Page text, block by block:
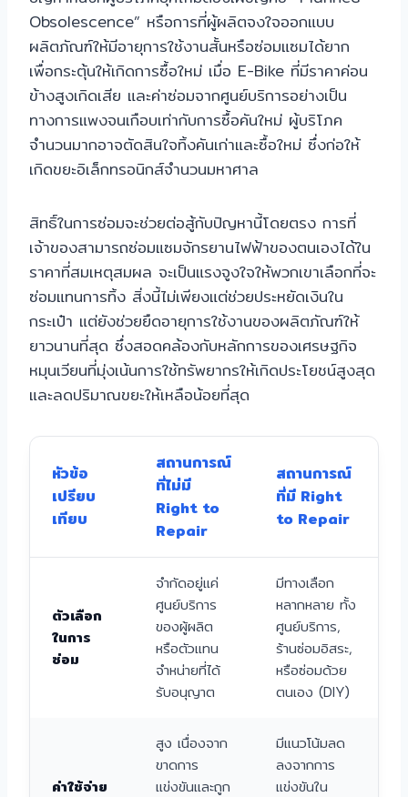
Obsolescence” หรือการที่ผู้ผลิตจงใจออกแบบ
ผลิตภัณฑ์ให้มีอายุการใช้งานสั้นหรือซ่อมแซมได้ยาก
เพื่อกระตุ้นให้เกิดการซื้อใหม่ เมื่อ E-Bike ที่มีราคาค่อน
ข้างสูงเกิดเสีย และค่าซ่อมจากศูนย์บริการอย่างเป็น
ทางการแพงจนเกือบเท่ากับการซื้อคันใหม่ ผู้บริโภค
จำนวนมากอาจตัดสินใจทิ้งคันเก่าและซื้อใหม่ ซึ่งก่อให้
เกิดขยะอิเล็กทรอนิกส์จำนวนมหาศาล
สิทธิ์ในการซ่อมจะช่วยต่อสู้กับปัญหานี้โดยตรง การที่
เจ้าของสามารถซ่อมแซมจักรยานไฟฟ้าของตนเองได้ใน
ราคาที่สมเหตุสมผล จะเป็นแรงจูงใจให้พวกเขาเลือกที่จะ
ซ่อมแทนการทิ้ง สิ่งนี้ไม่เพียงแต่ช่วยประหยัดเงินใน
กระเป๋า แต่ยังช่วยยืดอายุการใช้งานของผลิตภัณฑ์ให้
ยาวนานที่สุด ซึ่งสอดคล้องกับหลักการของเศรษฐกิจ
หมุนเวียนที่มุ่งเน้นการใช้ทรัพยากรให้เกิดประโยชน์สูงสุด
และลดปริมาณขยะให้เหลือน้อยที่สุด
หัวข้อ
เปรียบ
เทียบ
สถานการณ์
ที่ไม่มี
Right to
Repair
สถานการณ์
ที่มี Right
to Repair
ตัวเลือก
ในการ
ซ่อม
จำกัดอยู่แค่
ศูนย์บริการ
ของผู้ผลิต
หรือตัวแทน
จำหน่ายที่ได้
รับอนุญาต
มีทางเลือก
หลากหลาย ทั้ง
ศูนย์บริการ,
ร้านซ่อมอิสระ,
หรือซ่อมด้วย
ตนเอง (DIY)
ค่าใช้จ่าย
สูง เนื่องจาก
ขาดการ
แข่งขันและถูก
มีแนวโน้มลด
ลงจากการ
แข่งขันใน